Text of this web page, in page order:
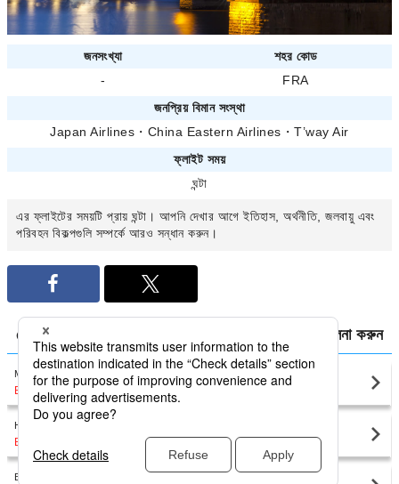
জনসংখ্যা
শহর কোড
-
FRA
জনপ্রিয় বিমান সংস্থা
Japan Airlines ・ China Eastern Airlines ・T’way Air
ফ্লাইট সময়
ঘন্টা
এর ফ্লাইটের সময়টি প্রায় ঘন্টা। আপনি দেখার আগে ইতিহাস, অর্থনীতি, জলবায়ু এবং
পরিবহন বিকল্পগুলি সম্পর্কে আরও সন্ধান করুন।
থেকেএর মধ্যে ঘরোয়া ফ্লাইটগুলির জন্য এয়ারফেয়ারগুলির তুলনা করুন
Munich Frankfurt(FRA)
BDT57,926〜
Hamburg Frankfurt(FRA)
BDT70,334
Berlin